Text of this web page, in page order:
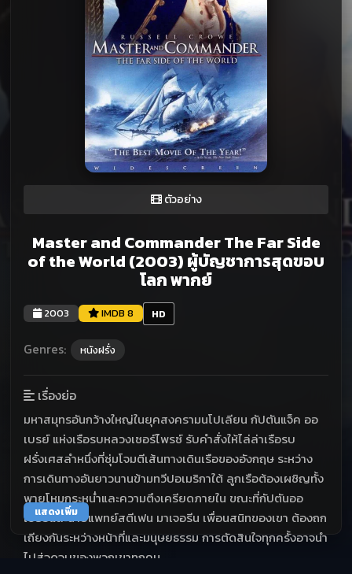
ตัวอย่าง
Master and Commander The Far Side
of the World (2003) ผู้บัญชาการสุดขอบ
โลก พากย์
2003 IMDB 8 HD
Genres: หนังฝรั่ง
เรื่องย่อ
มหาสมุทรอันกว้างใหญ่ในยุคสงครามนโปเลียน กัปตันแจ็ค ออ
เบรย์ แห่งเรือรบหลวงเซอร์ไพรซ์ รับคำสั่งให้ไล่ล่าเรือรบ
ฝรั่งเศสลำหนึ่งที่ซุ่มโจมตีเส้นทางเดินเรือของอังกฤษ ระหว่าง
การเดินทางอันยาวนานข้ามทวีปอเมริกาใต้ ลูกเรือต้องเผชิญทั้ง
พายุโหมกระหน่ำและความตึงเครียดภายใน ขณะที่กัปตันออ
เบรย์และนายแพทย์สตีเฟน มาเจอรีน เพื่อนสนิทของเขา ต้องถก
เถียงกันระหว่างหน้าที่และมนุษยธรรม การตัดสินใจทุกครั้งอาจนำ
ไปสู่จุดจบของพวกเขาทุกคน
แสดงเพิ่ม